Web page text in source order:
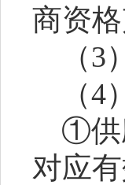
商资
（3
（4
①
对应